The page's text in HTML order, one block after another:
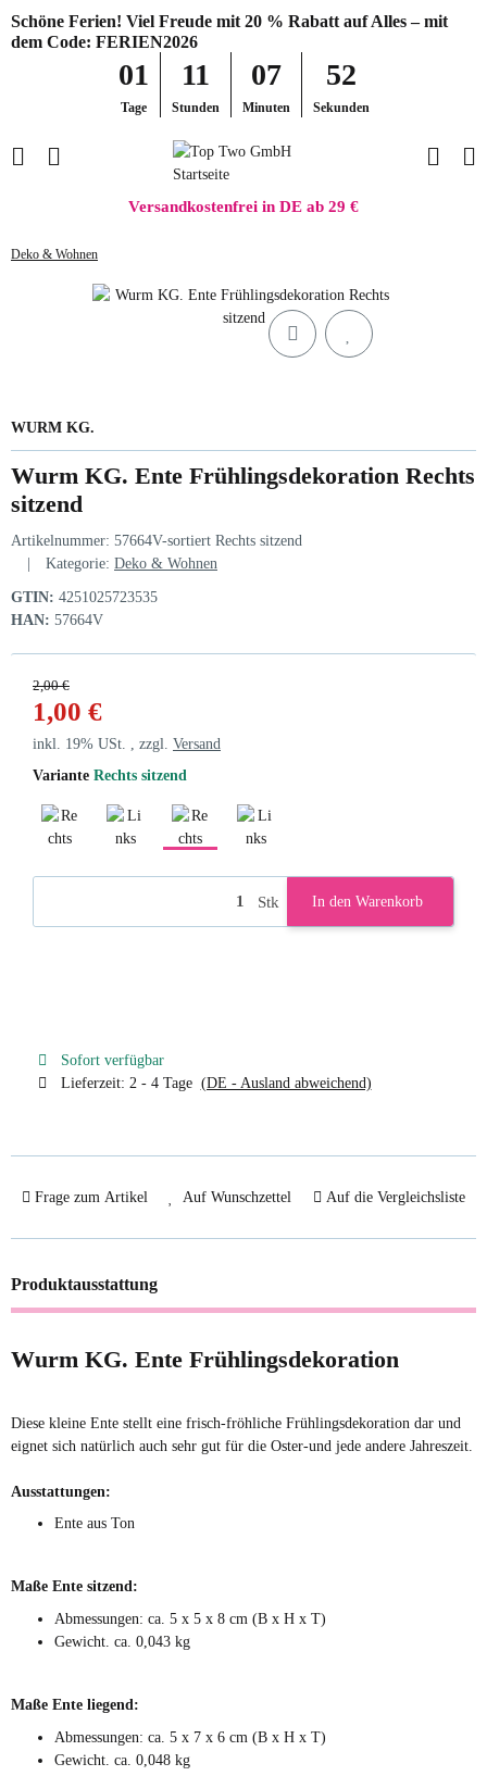
Schöne Ferien! Viel Freude mit 20 % Rabatt auf Alles – mit
dem Code: FERIEN2026
01
Tage
11
Stunden
07
Minuten
52
Sekunden
Versandkostenfrei in DE ab 29 €
Deko & Wohnen
WURM KG.
Wurm KG. Ente Frühlingsdekoration Rechts
sitzend
Artikelnummer: 57664V-sortiert Rechts sitzend
Kategorie: Deko & Wohnen
GTIN: 4251025723535
HAN: 57664V
2,00 €
1,00 €
inkl. 19% USt. , zzgl. Versand
Variante Rechts sitzend
Stk In den Warenkorb
Sofort verfügbar
Lieferzeit: 2 - 4 Tage (DE - Ausland abweichend)
Frage zum Artikel Auf Wunschzettel Auf die Vergleichsliste
Produktausstattung
Wurm KG. Ente Frühlingsdekoration
Diese kleine Ente stellt eine frisch-fröhliche Frühlingsdekoration dar und
eignet sich natürlich auch sehr gut für die Oster-und jede andere Jahreszeit.
Ausstattungen:
Ente aus Ton
Maße Ente sitzend:
Abmessungen: ca. 5 x 5 x 8 cm (B x H x T)
Gewicht. ca. 0,043 kg
Maße Ente liegend:
Abmessungen: ca. 5 x 7 x 6 cm (B x H x T)
Gewicht. ca. 0,048 kg